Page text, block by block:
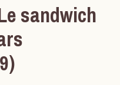
sandwich